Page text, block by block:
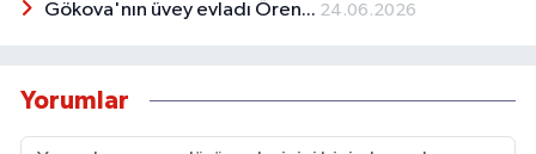
Gökova'nın üvey evladı Ören... 24.06.2026
Yorumlar